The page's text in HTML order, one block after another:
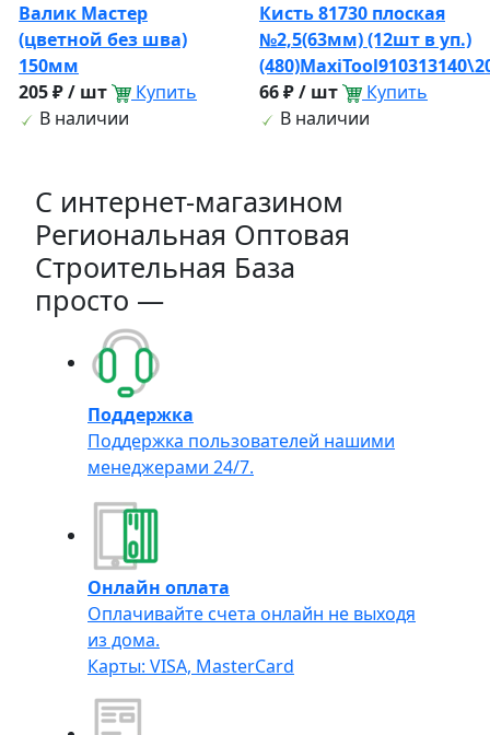
Валик Мастер
(цветной без шва)
150мм
205 ₽ / шт
Купить
В наличии
Кисть 81730 плоская
№2,5(63мм) (12шт в уп.)
66 ₽ / шт
Купить
В наличии
C интернет-магазином
Региональная Оптовая
Строительная База
просто —
Поддержка
Поддержка пользователей нашими
менеджерами 24/7.
Онлайн оплата
Оплачивайте счета онлайн не выходя
из дома.
Карты: VISA, MasterCard